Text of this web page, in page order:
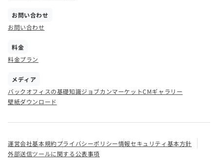
お問い合わせ
お問い合わせ
料金
料金プラン
メディア
バックオフィスの基礎知識ジョブカンマーケットCMギャラリー
壁紙ダウンロード
運営会社基本規約プライバシーポリシー情報セキュリティ基本方針
外部送信ツールに関する公表事項